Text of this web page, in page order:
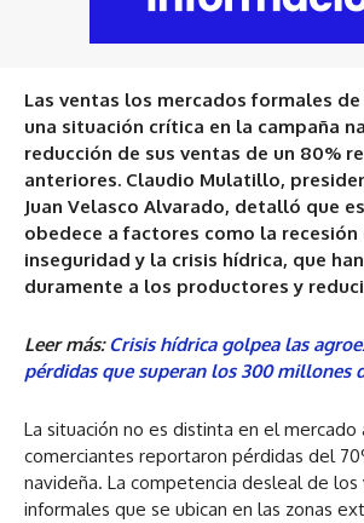
Las ventas los mercados formales
una situación crítica en la campaña
reducción de sus ventas de un 80%
anteriores. Claudio Mulatillo,
Juan Velasco Alvarado, detalló que
obedece a factores como la recesión
inseguridad y la crisis hídrica, que
duramente a los productores y
Leer más:Crisis hídrica golpea las
pérdidas que superan los 300 millones
La situación no es distinta en el mercado
comerciantes reportaron pérdidas del
navideña. La competencia desleal de
informales que se ubican en las zonas